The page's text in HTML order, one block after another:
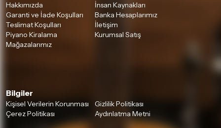
Hakkımızda
İnsan Kaynakları
Garanti ve İade Koşulları
Banka Hesaplarımız
Teslimat Koşulları
İletişim
Piyano Kiralama
Kurumsal Satış
Mağazalarımız
Bilgiler
Kişisel Verilerin Korunması
Gizlilik Politikası
Çerez Politikası
Aydınlatma Metni